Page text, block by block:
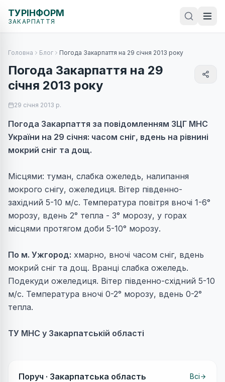
ТУРІНФОРМ
ЗАКАРПАТТЯ
Головна Блог Погода Закарпаття на 29 січня 2013 року
Погода Закарпаття на 29
січня 2013 року
29 січня 2013 р.
Погода Закарпаття за повідомленням ЗЦГ МНС
України на 29 січня: часом сніг, вдень на рівнині
мокрий сніг та дощ.
Місцями: туман, слабка ожеледь, налипання
мокрого снігу, ожеледиця. Вітер південно-
західний 5-10 м/с. Температура повітря вночі 1-6°
морозу, вдень 2° тепла - 3° морозу, у горах
місцями протягом доби 5-10° морозу.
По м. Ужгород: хмарно, вночі часом сніг, вдень
мокрий сніг та дощ. Вранці слабка ожеледь.
Подекуди ожеледиця. Вітер південно-східний 5-10
м/с. Температура вночі 0-2° морозу, вдень 0-2°
тепла.
ТУ МНС у Закарпатській області
Поруч · Закарпатська область Всі